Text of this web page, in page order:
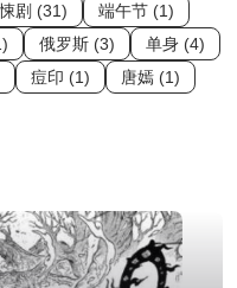
剧 (31)
端午节 (1)
俄罗斯 (3)
单身 (4)
痘印 (1)
唐嫣 (1)